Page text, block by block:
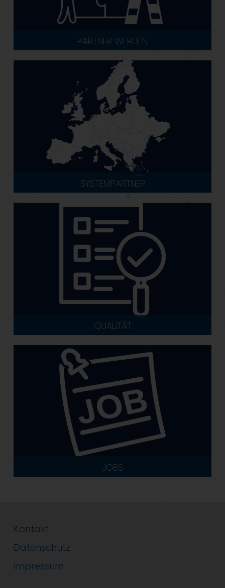
PARTNER WERDEN
SYSTEMPARTNER
QUALITÄT
JOBS
Kontakt
Datenschutz
Impressum